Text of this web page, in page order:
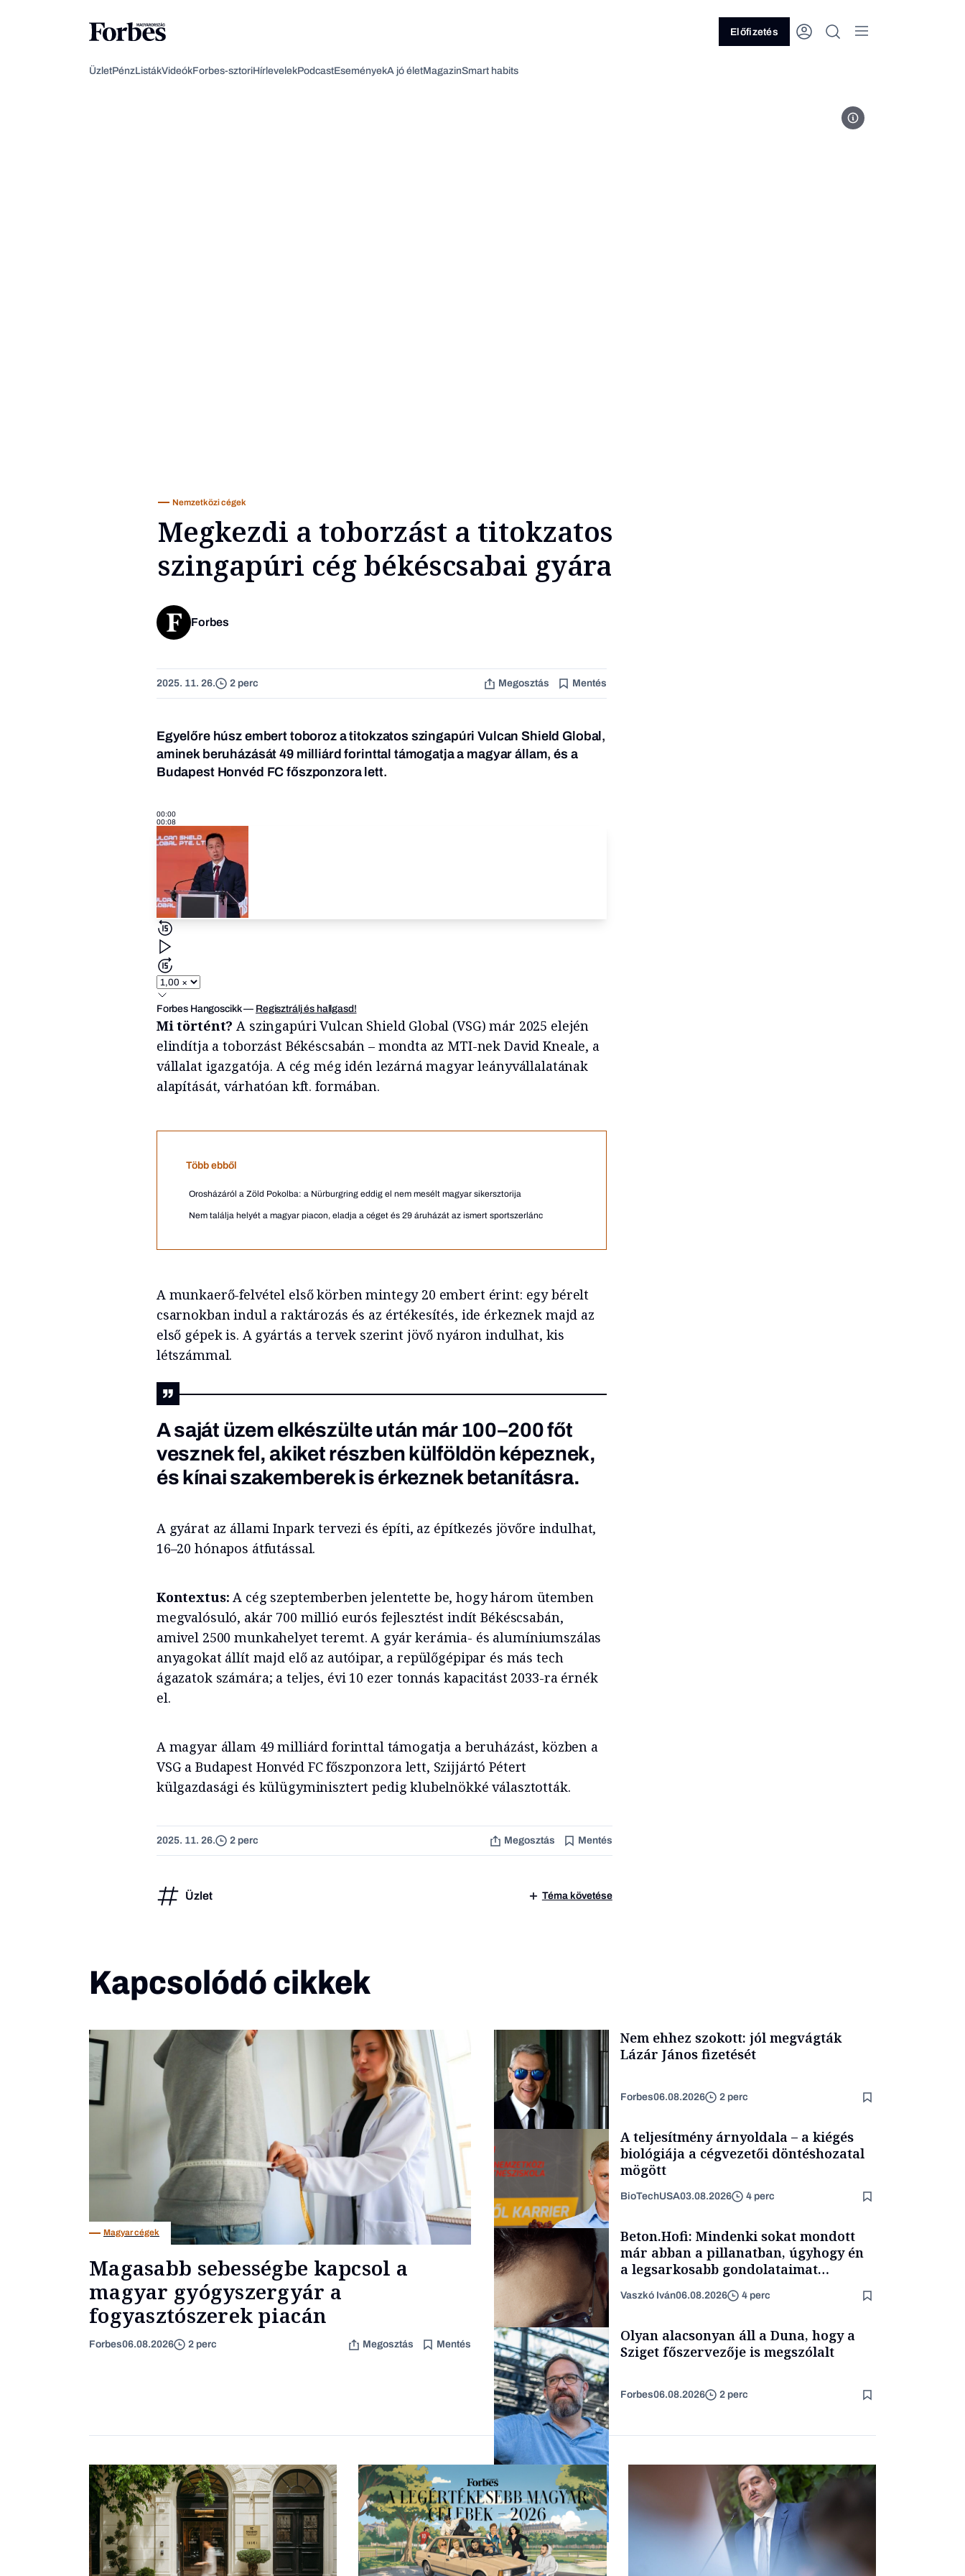
Előfizetés
ÜzletPénzListákVideókForbes-sztoriHírlevelekPodcastEseményekA jó életMagazinSmart habits
MTI/Lehoczky Péter
Nemzetközi cégek
Megkezdi a toborzást a titokzatos
szingapúri cég békéscsabai gyára
Forbes
2025. 11. 26. 2 perc Megosztás Mentés
Egyelőre húsz embert toboroz a titokzatos szingapúri Vulcan Shield Global,
aminek beruházását 49 milliárd forinttal támogatja a magyar állam, és a
Budapest Honvéd FC főszponzora lett.
00:00
00:08
Forbes Hangoscikk— Regisztrálj és hallgasd!
Mi történt? A szingapúri Vulcan Shield Global (VSG) már 2025 elején
elindítja a toborzást Békéscsabán – mondta az MTI-nek David Kneale, a
vállalat igazgatója. A cég még idén lezárná magyar leányvállalatának
alapítását, várhatóan kft. formában.
Több ebből
Orosházáról a Zöld Pokolba: a Nürburgring eddig el nem mesélt magyar sikersztorija
Nem találja helyét a magyar piacon, eladja a céget és 29 áruházát az ismert sportszerlánc
A munkaerő-felvétel első körben mintegy 20 embert érint: egy bérelt
csarnokban indul a raktározás és az értékesítés, ide érkeznek majd az
első gépek is. A gyártás a tervek szerint jövő nyáron indulhat, kis
létszámmal.
A saját üzem elkészülte után már 100–200 főt
vesznek fel, akiket részben külföldön képeznek,
és kínai szakemberek is érkeznek betanításra.
A gyárat az állami Inpark tervezi és építi, az építkezés jövőre indulhat,
16–20 hónapos átfutással.
Kontextus: A cég szeptemberben jelentette be, hogy három ütemben
megvalósuló, akár 700 millió eurós fejlesztést indít Békéscsabán,
amivel 2500 munkahelyet teremt. A gyár kerámia- és alumíniumszálas
anyagokat állít majd elő az autóipar, a repülőgépipar és más tech
ágazatok számára; a teljes, évi 10 ezer tonnás kapacitást 2033-ra érnék
el.
A magyar állam 49 milliárd forinttal támogatja a beruházást, közben a
VSG a Budapest Honvéd FC főszponzora lett, Szijjártó Pétert
külgazdasági és külügyminisztert pedig klubelnökké választották.
2025. 11. 26. 2 perc Megosztás Mentés
Üzlet Téma követése
Kapcsolódó cikkek
Magyar cégek
Magasabb sebességbe kapcsol a
magyar gyógyszergyár a
fogyasztószerek piacán
Forbes06.08.2026 2 perc Megosztás Mentés
Nem ehhez szokott: jól megvágták
Lázár János fizetését
Forbes06.08.2026 2 perc
Content Lab HUB
A teljesítmény árnyoldala – a kiégés
biológiája a cégvezetői döntéshozatal
mögött
BioTechUSA03.08.2026 4 perc
Forbes-sztori
Beton.Hofi: Mindenki sokat mondott
már abban a pillanatban, úgyhogy én
a legsarkosabb gondolataimat
Vaszkó Iván06.08.2026 4 perc
Társadalom
Olyan alacsonyan áll a Duna, hogy a
Sziget főszervezője is megszólalt
Forbes06.08.2026 2 perc